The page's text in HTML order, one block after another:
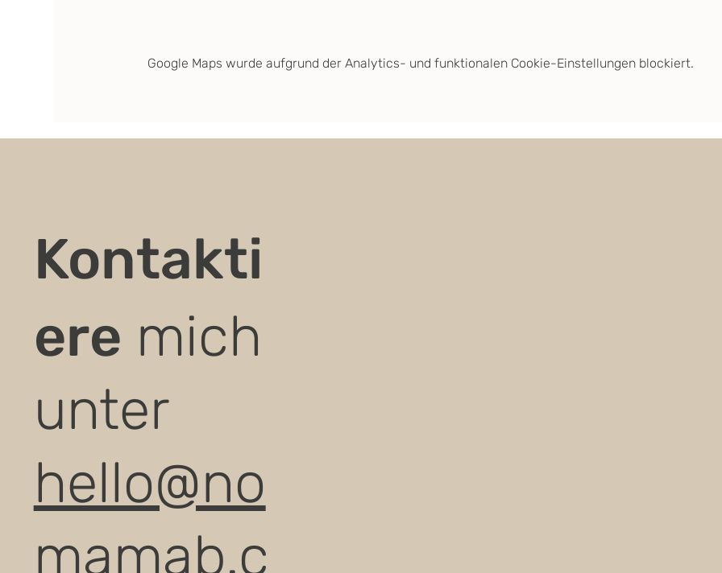
Google Maps wurde aufgrund der Analytics- und funktionalen Cookie-Einstellungen blockiert.
Kontakti
ere mich
unter
hello@no
mamab.c